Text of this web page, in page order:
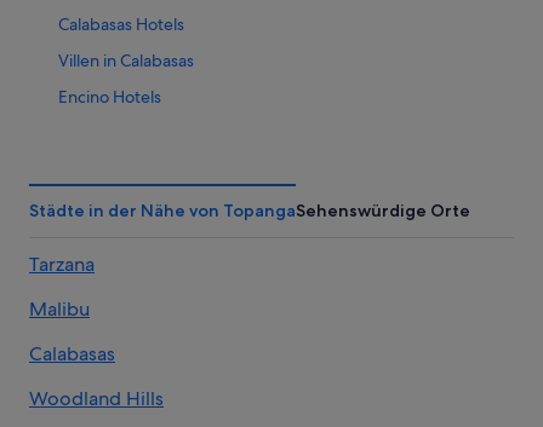
Calabasas Hotels
Villen in Calabasas
Encino Hotels
La Quinta Inn & Suites Hotels in Hidden Hills
Hidden Hills: Hotels
B&B in Malibu
Campingplätze in Malibu
Städte in der Nähe von TopangaSehenswürdige Orte
Tarzana
Malibu
Calabasas
Woodland Hills